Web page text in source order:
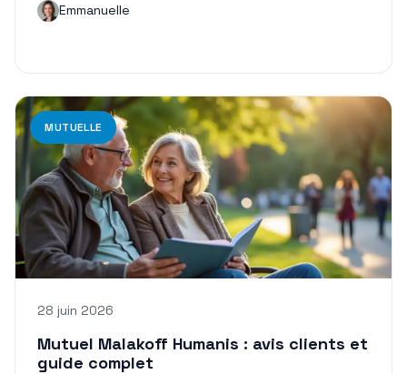
Emmanuelle
MUTUELLE
28 juin 2026
Mutuel Malakoff Humanis : avis clients et
guide complet